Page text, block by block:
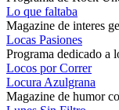
Lo que faltaba
Magazine de interes
Locas Pasiones
Programa dedicado a
Locos por Correr
Locura Azulgrana
Magazine de humor